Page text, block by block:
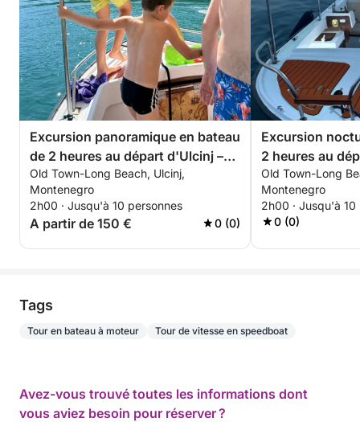
Excursion panoramique en bateau
de 2 heures au départ d'Ulcinj –
Découvrez les trésors cachés de
l'Adriatique
Old Town-Long Beach, Ulcinj,
Montenegro
2h00 · Jusqu'à 10 personnes
A partir de 150 € 0 (0)
Excursion
2 heures au
Découvrez
étoiles
Old Town-Long
Montenegro
2h00 · Jusqu'à 10
0 (0)
Tags
Tour en bateau à moteur Tour de vitesse en speedboat
Avez-vous trouvé toutes les informations dont
vous aviez besoin pour réserver ?